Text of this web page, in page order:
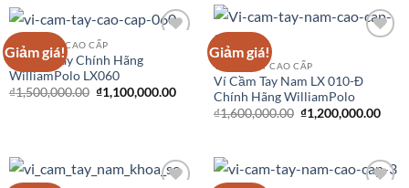
Giảm giá!
VÍ CẦM TAY CAO CẤP
Ví Cầm Tay Chính Hãng
WilliamPolo LX060
₫1,500,000.00 ₫1,100,000.00
Giảm giá!
VÍ CẦM TAY CAO CẤP
Ví Cầm Tay Nam LX 010-Đ
Chính Hãng WilliamPolo
₫1,600,000.00 ₫1,200,000.00